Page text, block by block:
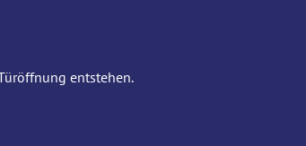
entstehen.